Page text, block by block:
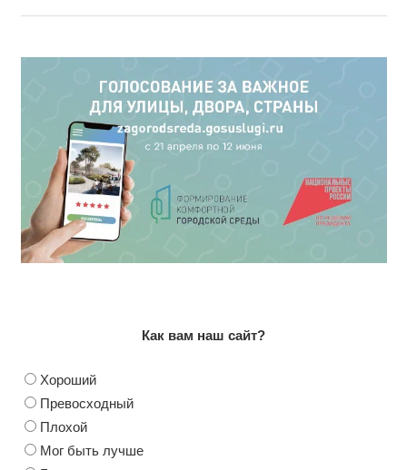
Как вам наш сайт?
Хороший
Превосходный
Плохой
Мог быть лучше